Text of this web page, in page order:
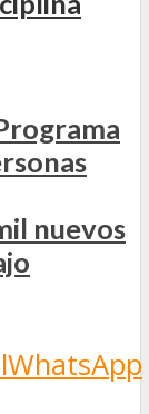
nuevos
WhatsApp